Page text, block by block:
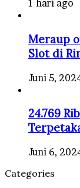
1 hari ago
Meraup
Slot di
Juni 5,
24.769
Juni 6,
Categories